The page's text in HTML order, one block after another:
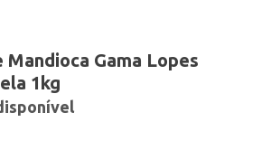
Mandioca Gama Lopes
1kg